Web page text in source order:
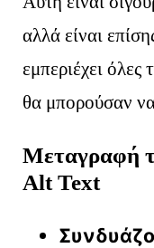
αλλά είναι
εμπεριέχει όλες
θα μπορούσαν
Μεταγραφή
Alt Text